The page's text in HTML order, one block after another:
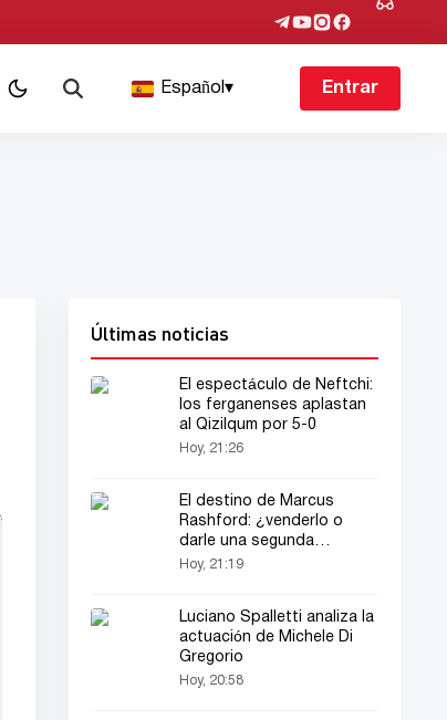
Español▾ Entrar
Últimas noticias
El espectáculo de Neftchi:
los ferganenses aplastan
al Qizilqum por 5-0
Hoy, 21:26
El destino de Marcus
Rashford: ¿venderlo o
darle una segunda
oportunidad?
Hoy, 21:19
Luciano Spalletti analiza la
actuación de Michele Di
Gregorio
Hoy, 20:58